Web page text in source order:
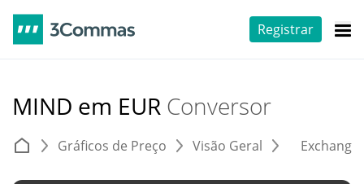
Registrar
MIND em EUR Conversor
Gráficos de Preço Visão Geral